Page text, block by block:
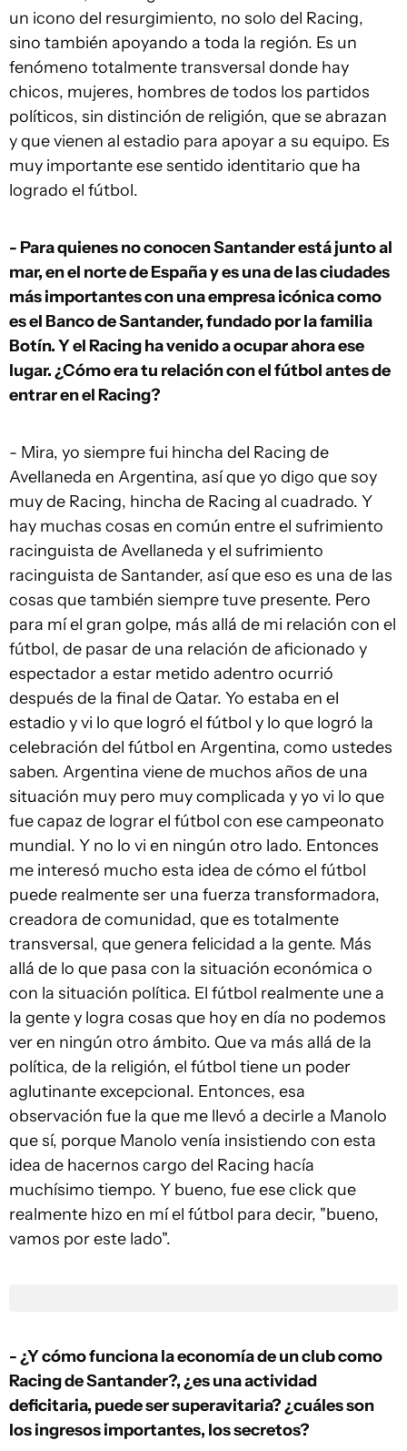
un icono del resurgimiento, no solo del Racing,
sino también apoyando a toda la región. Es un
fenómeno totalmente transversal donde hay
chicos, mujeres, hombres de todos los partidos
políticos, sin distinción de religión, que se abrazan
y que vienen al estadio para apoyar a su equipo. Es
muy importante ese sentido identitario que ha
logrado el fútbol.
- Para quienes no conocen Santander está junto al
mar, en el norte de España y es una de las ciudades
más importantes con una empresa icónica como
es el Banco de Santander, fundado por la familia
Botín. Y el Racing ha venido a ocupar ahora ese
lugar. ¿Cómo era tu relación con el fútbol antes de
entrar en el Racing?
- Mira, yo siempre fui hincha del Racing de
Avellaneda en Argentina, así que yo digo que soy
muy de Racing, hincha de Racing al cuadrado. Y
hay muchas cosas en común entre el sufrimiento
racinguista de Avellaneda y el sufrimiento
racinguista de Santander, así que eso es una de las
cosas que también siempre tuve presente. Pero
para mí el gran golpe, más allá de mi relación con el
fútbol, de pasar de una relación de aficionado y
espectador a estar metido adentro ocurrió
después de la final de Qatar. Yo estaba en el
estadio y vi lo que logró el fútbol y lo que logró la
celebración del fútbol en Argentina, como ustedes
saben. Argentina viene de muchos años de una
situación muy pero muy complicada y yo vi lo que
fue capaz de lograr el fútbol con ese campeonato
mundial. Y no lo vi en ningún otro lado. Entonces
me interesó mucho esta idea de cómo el fútbol
puede realmente ser una fuerza transformadora,
creadora de comunidad, que es totalmente
transversal, que genera felicidad a la gente. Más
allá de lo que pasa con la situación económica o
con la situación política. El fútbol realmente une a
la gente y logra cosas que hoy en día no podemos
ver en ningún otro ámbito. Que va más allá de la
política, de la religión, el fútbol tiene un poder
aglutinante excepcional. Entonces, esa
observación fue la que me llevó a decirle a Manolo
que sí, porque Manolo venía insistiendo con esta
idea de hacernos cargo del Racing hacía
muchísimo tiempo. Y bueno, fue ese click que
realmente hizo en mí el fútbol para decir, "bueno,
vamos por este lado".
- ¿Y cómo funciona la economía de un club como
Racing de Santander?, ¿es una actividad
deficitaria, puede ser superavitaria? ¿cuáles son
los ingresos importantes, los secretos?